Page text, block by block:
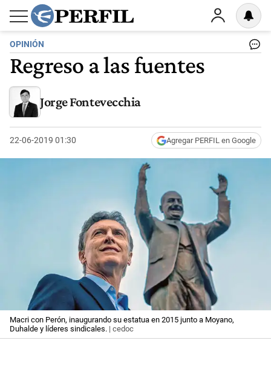
OPINIÓN
Regreso a las fuentes
Jorge Fontevecchia
22-06-2019 01:30 Agregar PERFIL en Google
Macri con Perón, inaugurando su estatua en 2015 junto a Moyano,
Duhalde y líderes sindicales. | cedoc